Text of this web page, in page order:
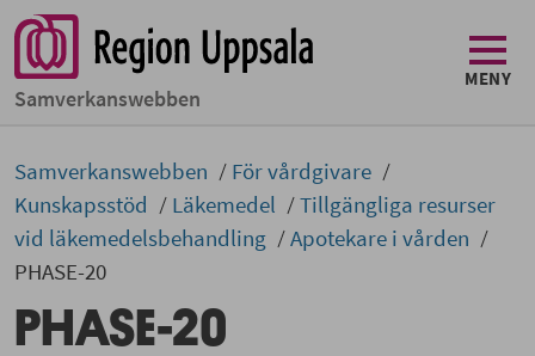
Samverkans­­webben
MENY
Samverkans­­­webben
För vårdgivare
Kunskapsstöd
Läkemedel
Tillgängliga resurser
vid läkemedelsbehandling
Apotekare i vården
PHASE-20
PHASE-20